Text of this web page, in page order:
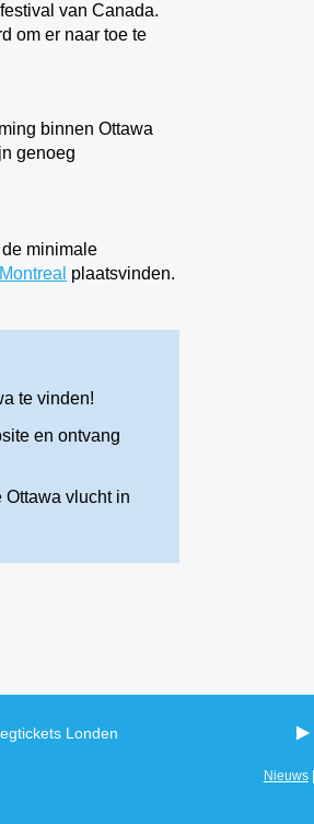
van Canada.
om er naar toe te
binnen Ottawa
genoeg
minimale
Montreal plaatsvinden.
te vinden!
en ontvang
Ottawa vlucht in
Londen
Nieuws|